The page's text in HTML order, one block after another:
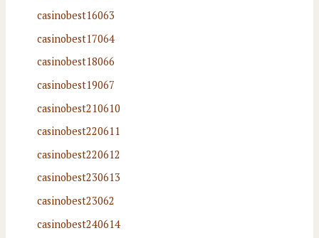
casinobest16063
casinobest17064
casinobest18066
casinobest19067
casinobest210610
casinobest220611
casinobest220612
casinobest230613
casinobest23062
casinobest240614